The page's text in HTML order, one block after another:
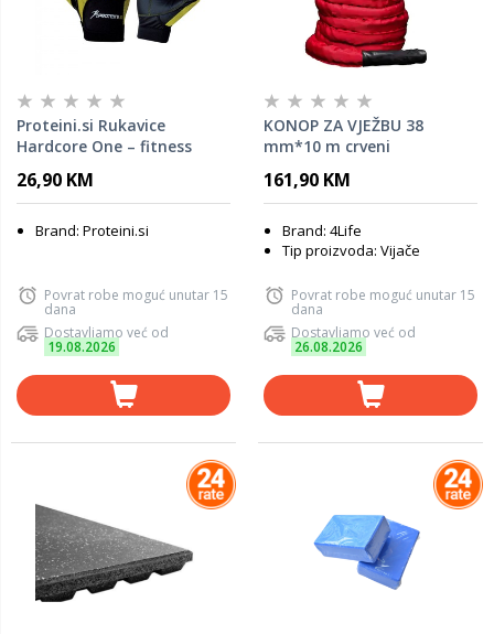
Proteini.si Rukavice
Hardcore One – fitness
- S
26,90 KM
Brand: Proteini.si
Povrat robe moguć unutar 15
dana
Dostavljamo već od
19.08.2026
KONOP ZA VJEŽBU 38
mm*10 m crveni
161,90 KM
Brand: 4Life
Tip proizvoda: Vijače
Povrat robe moguć unutar 15
dana
Dostavljamo već od
26.08.2026